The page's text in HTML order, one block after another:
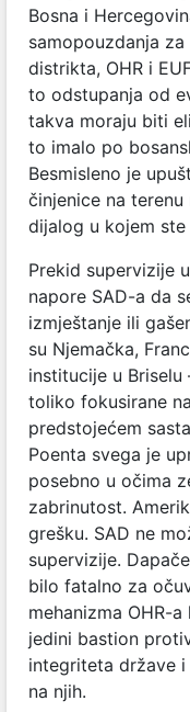
Bosna i
samopouzdanja
distrikta, OHR i
to odstupanja od
takva moraju biti
to imalo po
Besmisleno je
činjenice na
dijalog u kojem
Prekid supervizije
napore SAD-a da
izmještanje ili
su Njemačka,
institucije u Briselu
toliko fokusirane
predstojećem
Poenta svega je
posebno u očima
zabrinutost.
grešku. SAD ne
supervizije.
bilo fatalno za
mehanizma OHR-
jedini bastion
integriteta države
na njih.